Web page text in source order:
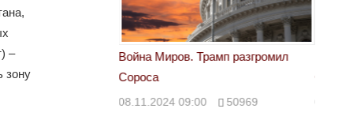
–
зону
разгромил
Война Миров. Трамп разгромил
Сороса
08.11.2024 09:00 50969